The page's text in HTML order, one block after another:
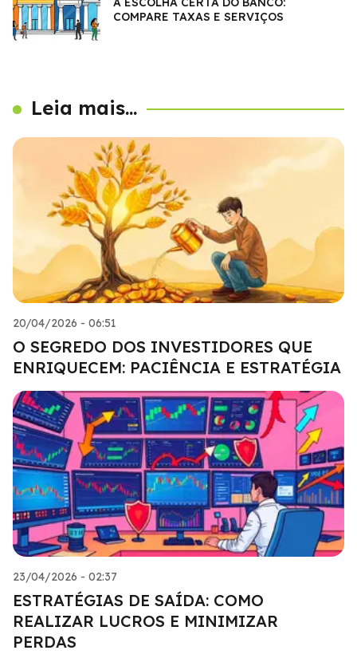
COMPARE TAXAS E SERVIÇOS
Leia mais...
20/04/2026 - 06:51
O SEGREDO DOS INVESTIDORES QUE
ENRIQUECEM: PACIÊNCIA E ESTRATÉGIA
23/04/2026 - 02:37
ESTRATÉGIAS DE SAÍDA: COMO
REALIZAR LUCROS E MINIMIZAR
PERDAS